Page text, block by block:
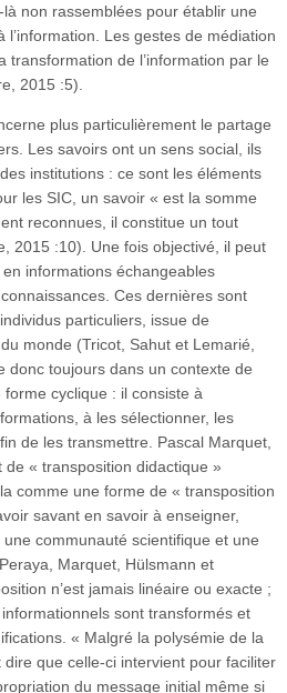
non rassemblées pour établir une
Les gestes de médiation
transformation de l’information par le
2015 :5).
plus particulièrement le partage
Les savoirs ont un sens social, ils
institutions : ce sont les éléments
les SIC, un savoir « est la somme
reconnues, il constitue un tout
2015 :10). Une fois objectivé, il peut
informations échangeables
Ces dernières sont
particuliers, issue de
monde (Tricot, Sahut et Lemarié,
donc toujours dans un contexte de
cyclique : il consiste à
à les sélectionner, les
de les transmettre. Pascal Marquet,
de « transposition didactique »
comme une forme de « transposition
savant en savoir à enseigner,
communauté scientifique et une
Marquet, Hülsmann et
n’est jamais linéaire ou exacte ;
sont transformés et
« Malgré la polysémie de la
que celle-ci intervient pour faciliter
du message initial même si